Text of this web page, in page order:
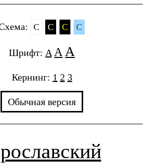
C C C C
Шрифт: A A A
Кернинг: 1 2 3
Обычная версия